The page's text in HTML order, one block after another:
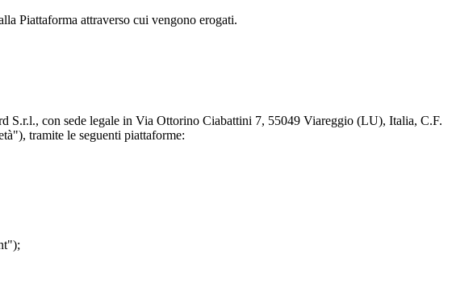
Piattaforma attraverso cui vengono erogati.
S.r.l., con sede legale in Via Ottorino Ciabattini 7, 55049 Viareggio (LU), Italia, C.F.
tramite le seguenti piattaforme: